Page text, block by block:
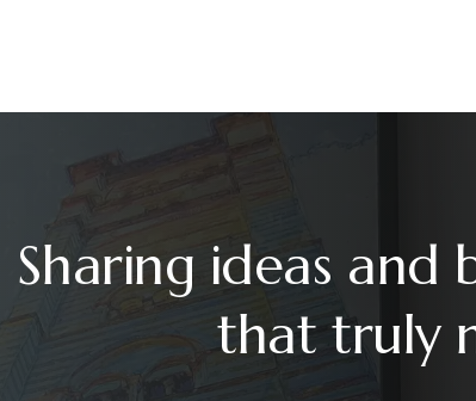
Sharing ideas and
that truly